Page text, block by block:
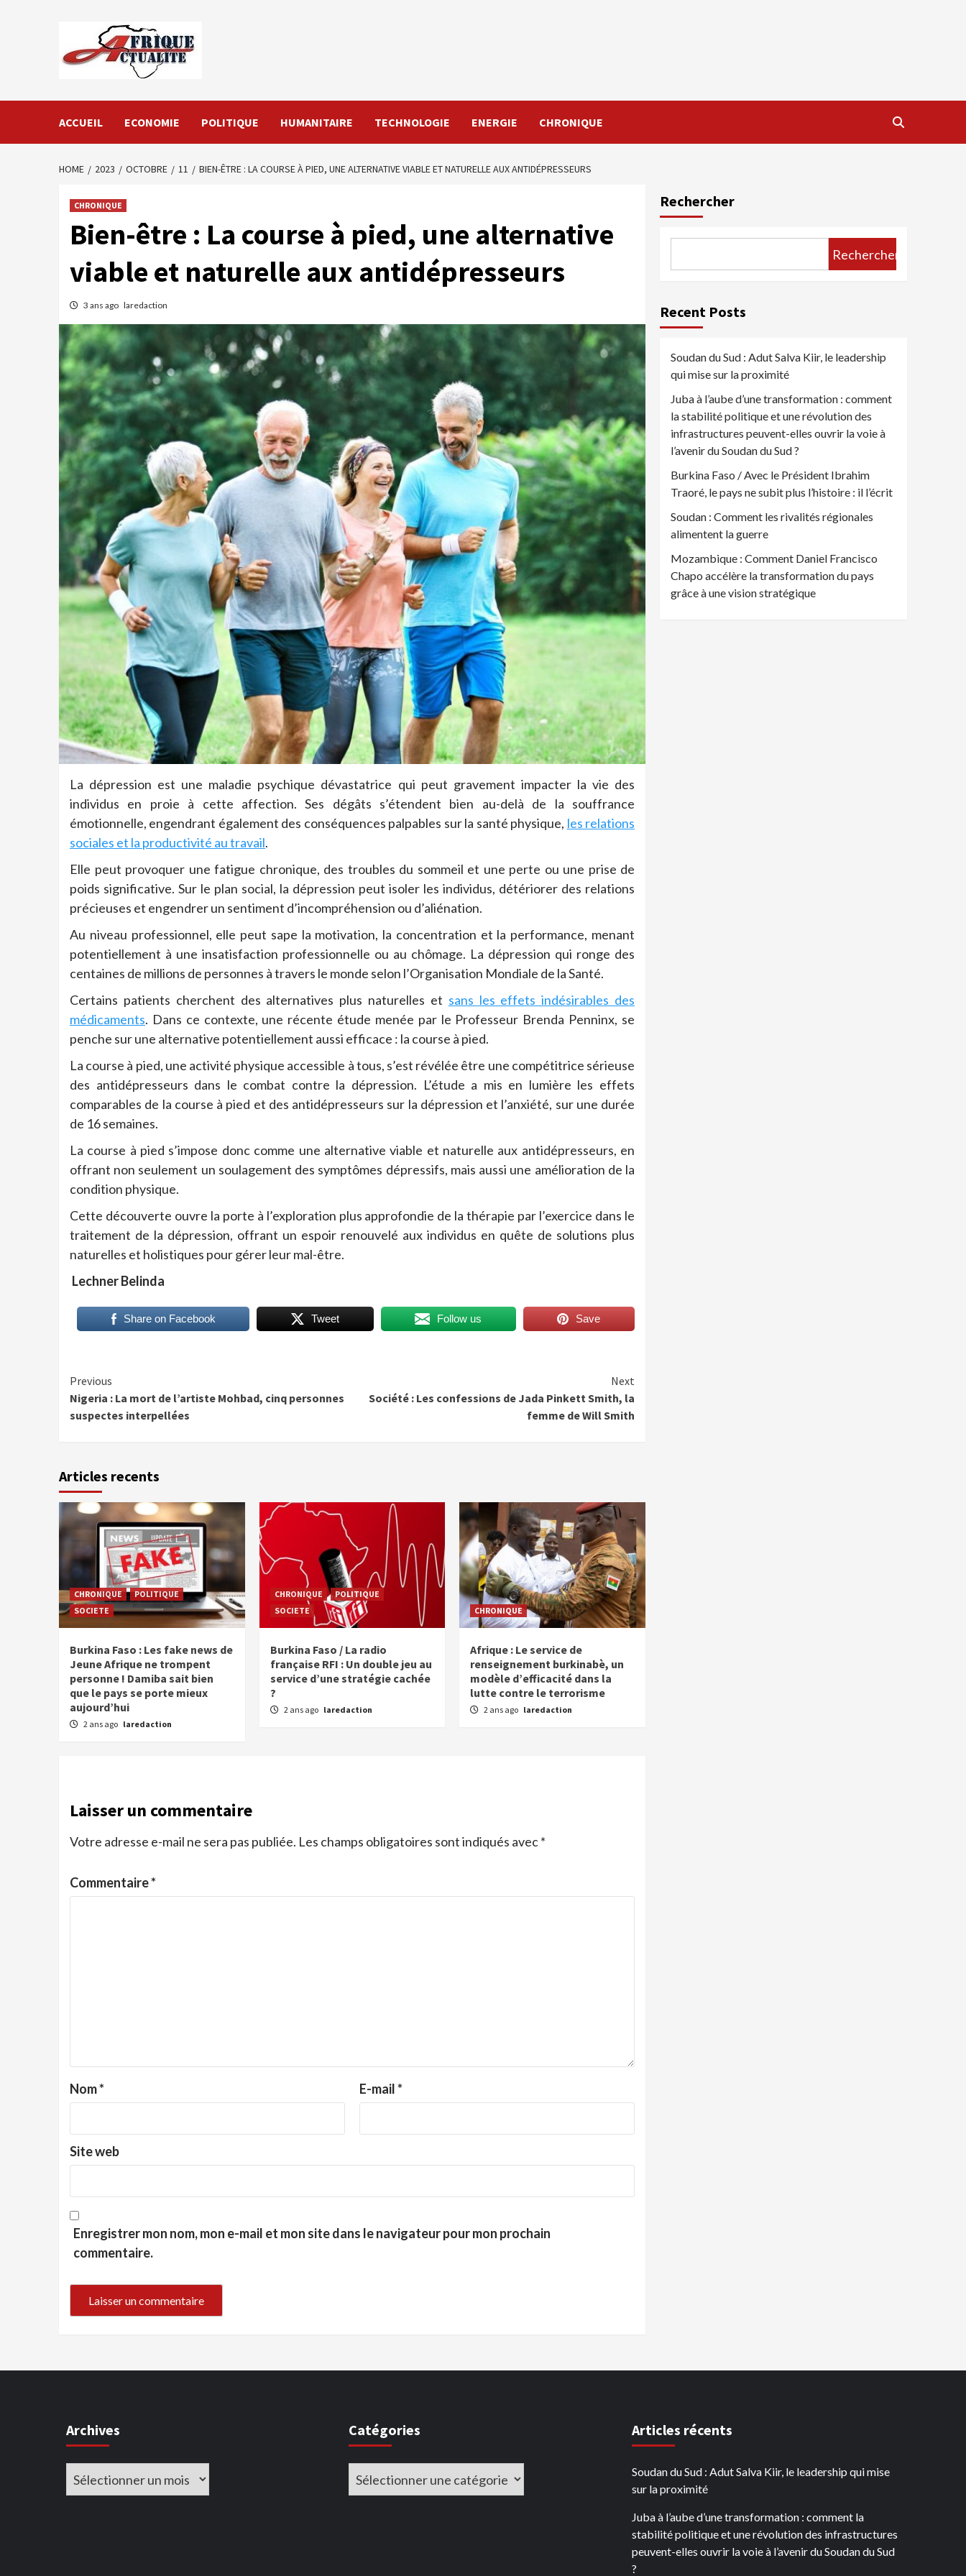
ACCUEIL ECONOMIE POLITIQUE HUMANITAIRE TECHNOLOGIE ENERGIE CHRONIQUE
HOME 2023 OCTOBRE 11 BIEN-ÊTRE : LA COURSE À PIED, UNE ALTERNATIVE VIABLE ET NATURELLE AUX ANTIDÉPRESSEURS
CHRONIQUE
Bien-être : La course à pied, une alternative
viable et naturelle aux antidépresseurs
3 ans ago laredaction
La dépression est une maladie psychique dévastatrice qui peut gravement impacter la vie des
individus en proie à cette affection. Ses dégâts s’étendent bien au-delà de la souffrance
émotionnelle, engendrant également des conséquences palpables sur la santé physique, les relations
sociales et la productivité au travail.
Elle peut provoquer une fatigue chronique, des troubles du sommeil et une perte ou une prise de
poids significative. Sur le plan social, la dépression peut isoler les individus, détériorer des relations
précieuses et engendrer un sentiment d’incompréhension ou d’aliénation.
Au niveau professionnel, elle peut sape la motivation, la concentration et la performance, menant
potentiellement à une insatisfaction professionnelle ou au chômage. La dépression qui ronge des
centaines de millions de personnes à travers le monde selon l’Organisation Mondiale de la Santé.
Certains patients cherchent des alternatives plus naturelles et sans les effets indésirables des
médicaments. Dans ce contexte, une récente étude menée par le Professeur Brenda Penninx, se
penche sur une alternative potentiellement aussi efficace : la course à pied.
La course à pied, une activité physique accessible à tous, s’est révélée être une compétitrice sérieuse
des antidépresseurs dans le combat contre la dépression. L’étude a mis en lumière les effets
comparables de la course à pied et des antidépresseurs sur la dépression et l’anxiété, sur une durée
de 16 semaines.
La course à pied s’impose donc comme une alternative viable et naturelle aux antidépresseurs, en
offrant non seulement un soulagement des symptômes dépressifs, mais aussi une amélioration de la
condition physique.
Cette découverte ouvre la porte à l’exploration plus approfondie de la thérapie par l’exercice dans le
traitement de la dépression, offrant un espoir renouvelé aux individus en quête de solutions plus
naturelles et holistiques pour gérer leur mal-être.
Lechner Belinda
Share on Facebook Tweet Follow us Save
Continue
Reading
Previous
Nigeria : La mort de l’artiste Mohbad, cinq personnes
suspectes interpellées
Next
Société : Les confessions de Jada Pinkett Smith, la
femme de Will Smith
Articles recents
CHRONIQUE
POLITIQUE
SOCIETE
Burkina Faso : Les fake news de
Jeune Afrique ne trompent
personne ! Damiba sait bien
que le pays se porte mieux
aujourd’hui
2 ans ago laredaction
CHRONIQUE
POLITIQUE
SOCIETE
Burkina Faso / La radio
française RFI : Un double jeu au
service d’une stratégie cachée
?
2 ans ago laredaction
CHRONIQUE
Afrique : Le service de
renseignement burkinabè, un
modèle d’efficacité dans la
lutte contre le terrorisme
2 ans ago laredaction
Laisser un commentaire
Votre adresse e-mail ne sera pas publiée. Les champs obligatoires sont indiqués avec*
Commentaire*
Nom* E-mail*
Site web
Enregistrer mon nom, mon e-mail et mon site dans le navigateur pour mon prochain
commentaire.
Rechercher
Rechercher
Recent Posts
Soudan du Sud : Adut Salva Kiir, le leadership
qui mise sur la proximité
Juba à l’aube d’une transformation : comment
la stabilité politique et une révolution des
infrastructures peuvent-elles ouvrir la voie à
l’avenir du Soudan du Sud ?
Burkina Faso / Avec le Président Ibrahim
Traoré, le pays ne subit plus l’histoire : il l’écrit
Soudan : Comment les rivalités régionales
alimentent la guerre
Mozambique : Comment Daniel Francisco
Chapo accélère la transformation du pays
grâce à une vision stratégique
Archives
Archives
Catégories
Catégories
Articles récents
Soudan du Sud : Adut Salva Kiir, le leadership qui mise
sur la proximité
Juba à l’aube d’une transformation : comment la
stabilité politique et une révolution des infrastructures
peuvent-elles ouvrir la voie à l’avenir du Soudan du Sud
?